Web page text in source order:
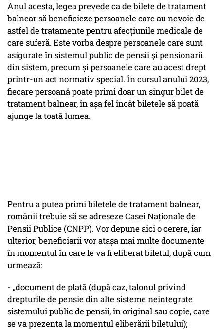
Anul acesta, legea prevede ca de bilete de tratament
balnear să beneficieze persoanele care au nevoie de
astfel de tratamente pentru afecțiunile medicale de
care suferă. Este vorba despre persoanele care sunt
asigurate în sistemul public de pensii și pensionarii
din sistem, precum și persoanele care au acest drept
printr-un act normativ special. În cursul anului 2023,
fiecare persoană poate primi doar un singur bilet de
tratament balnear, în așa fel încât biletele să poată
ajunge la toată lumea.
Pentru a putea primi biletele de tratament balnear,
românii trebuie să se adreseze Casei Naționale de
Pensii Publice (CNPP). Vor depune aici o cerere, iar
ulterior, beneficiarii vor atașa mai multe documente
în momentul în care le va fi eliberat biletul, după cum
urmează:
- „document de plată (după caz, talonul privind
drepturile de pensie din alte sisteme neintegrate
sistemului public de pensii, în original sau copie, care
se va prezenta la momentul eliberării biletului);